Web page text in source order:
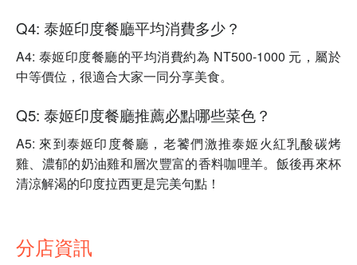
Q4: 泰姬印度餐廳平均消費多少？
A4: 泰姬印度餐廳的平均消費約為 NT500-1000 元，屬於
中等價位，很適合大家一同分享美食。
Q5: 泰姬印度餐廳推薦必點哪些菜色？
A5: 來到泰姬印度餐廳，老饕們激推泰姬火紅乳酸碳烤
雞、濃郁的奶油雞和層次豐富的香料咖哩羊。飯後再來杯
清涼解渴的印度拉西更是完美句點！
分店資訊